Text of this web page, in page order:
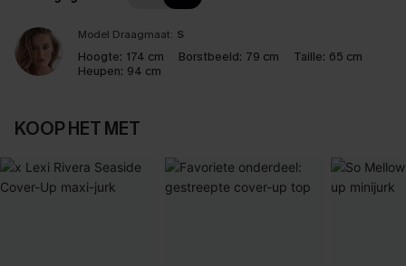
Model Draagmaat: S
Hoogte: 174 cm Borstbeeld: 79 cm Taille: 65 cm
Heupen: 94 cm
KOOP HET MET